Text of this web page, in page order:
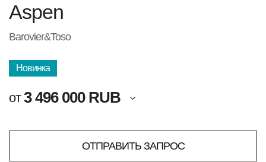
Aspen
Barovier&Toso
Новинка
от 3 496 000 RUB
ОТПРАВИТЬ ЗАПРОС